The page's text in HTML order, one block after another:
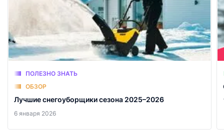
ПОЛЕЗНО ЗНАТЬ
ОБЗОР
Лучшие снегоуборщики сезона 2025–2026
6 января 2026